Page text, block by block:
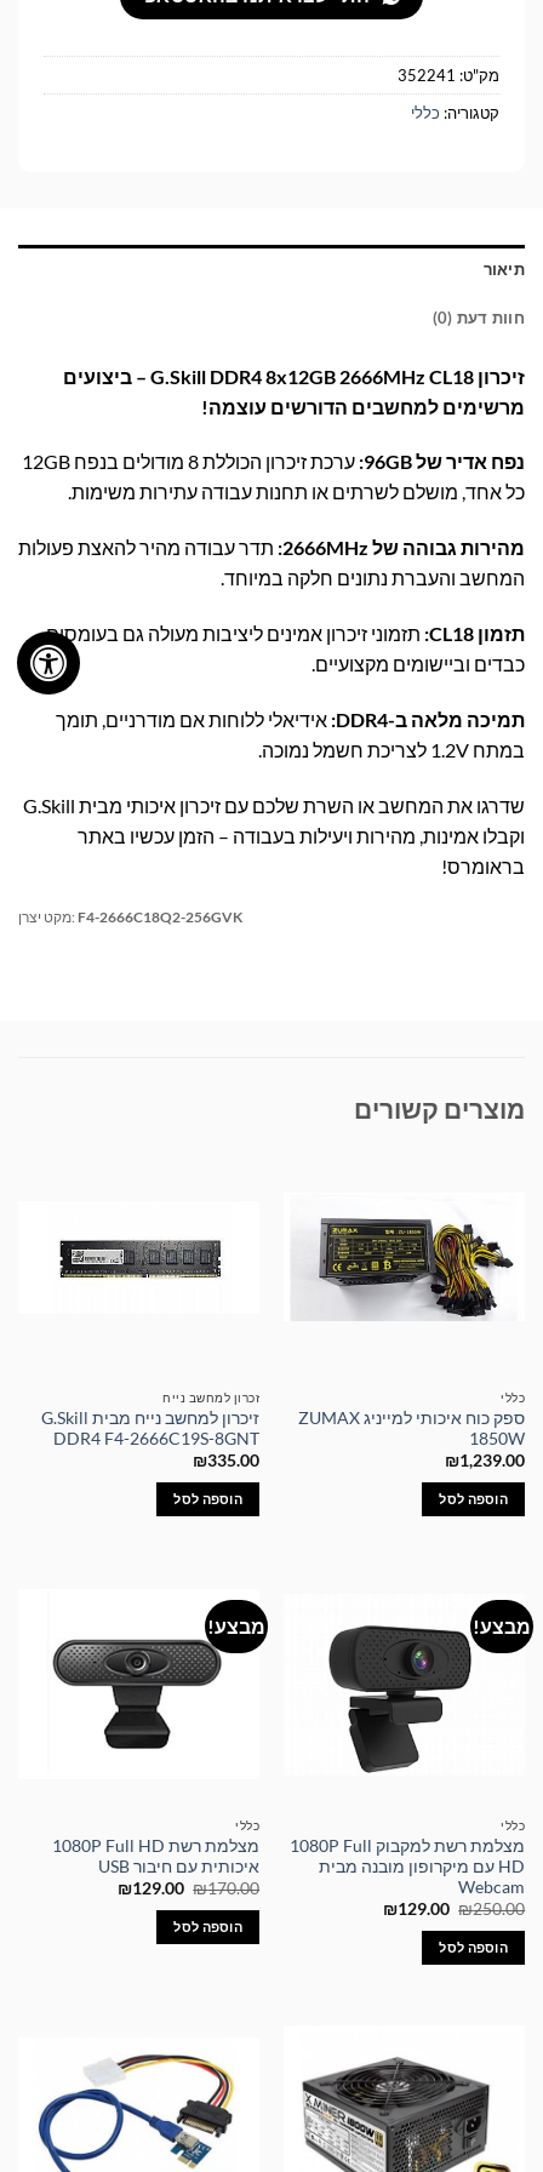
מק"ט: 352241
קטגוריה: כללי
תיאור
חוות דעת (0)
זיכרון G.Skill DDR4 8x12GB 2666MHz CL18 – ביצועים
מרשימים למחשבים הדורשים עוצמה!
נפח אדיר של 96GB:
ערכת זיכרון הכוללת 8 מודולים בנפח 12GB
כל אחד, מושלם לשרתים או תחנות עבודה עתירות משימות.
מהירות גבוהה של 2666MHz:
תדר עבודה מהיר להאצת פעולות
המחשב והעברת נתונים חלקה במיוחד.
תזמון CL18:
תזמוני זיכרון אמינים ליציבות מעולה גם בעומסים
כבדים וביישומים מקצועיים.
תמיכה מלאה ב-DDR4:
אידיאלי ללוחות אם מודרניים, תומך
במתח 1.2V לצריכת חשמל נמוכה.
שדרגו את המחשב או השרת שלכם עם זיכרון איכותי מבית G.Skill
וקבלו אמינות, מהירות ויעילות בעבודה – הזמן עכשיו באתר
בראומרס!
מקט יצרן: F4-2666C18Q2-256GVK
מוצרים קשורים
כללי
ספק כוח איכותי למייניג ZUMAX
1850W
₪1,239.00
הוספה לסל
זכרון למחשב נייח
זיכרון למחשב נייח מבית G.Skill
DDR4 F4-2666C19S-8GNT
₪335.00
הוספה לסל
מבצע!
כללי
מצלמת רשת למקבוק 1080P Full
HD עם מיקרופון מובנה מבית
Webcam
₪250.00
המחיר
היה:
₪250.00.
₪129.00
המחיר
הוספה לסל
מבצע!
כללי
מצלמת רשת 1080P Full HD
איכותית עם חיבור USB
₪170.00
המחיר
היה:
₪170.00.
₪129.00
המחיר
הוספה לסל